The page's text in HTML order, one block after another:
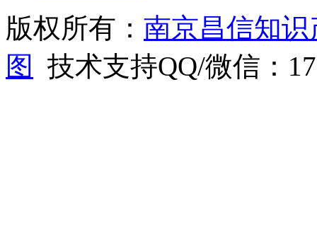
版权所有： 南京昌信知
图
技术支持QQ/微信：